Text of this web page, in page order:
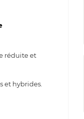
réduite et
et hybrides.